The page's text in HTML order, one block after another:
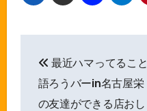
稿
ナ
最近ハマってること
語ろうバーin名古屋栄
の友達ができる店おし